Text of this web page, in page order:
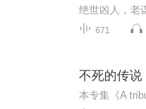
671
不死的传说